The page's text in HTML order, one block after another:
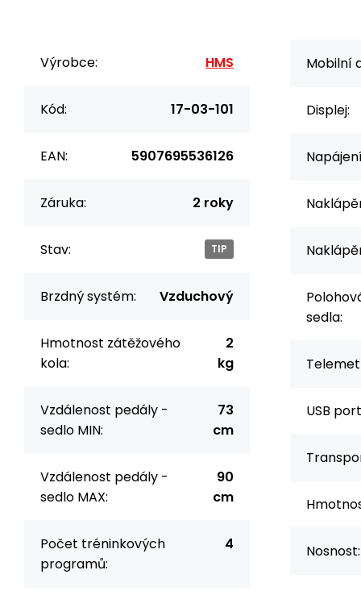
Výrobce: HMS
Kód: 17-03-101
EAN: 5907695536126
Záruka: 2 roky
Stav: TIP
Brzdný systém: Vzduchový
Hmotnost zátěžového
kola:
2
kg
Vzdálenost pedály -
sedlo MIN:
73
cm
Vzdálenost pedály -
sedlo MAX:
90
cm
Počet tréninkových
programů:
4
Mobilní
Displej:
sedla:
USB
Nosnost: